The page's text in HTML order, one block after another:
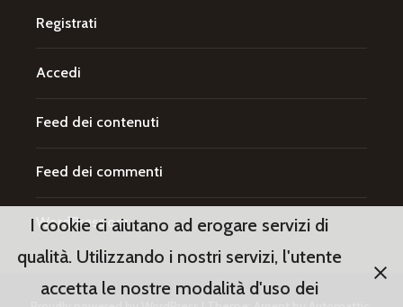
Registrati
Accedi
Feed dei contenuti
Feed dei commenti
WordPress.org
I cookie ci aiutano ad erogare servizi di
qualità. Utilizzando i nostri servizi, l'utente
accetta le nostre modalità d'uso dei